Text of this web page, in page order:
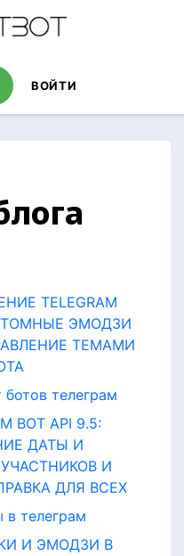
ВОЙТИ
TELEGRAM
ЭМОДЗИ
ТЕМАМИ
ботов телеграм
BOT API 9.5:
ДАТЫ И
И
ДЛЯ ВСЕХ
в телеграм
И ЭМОДЗИ В